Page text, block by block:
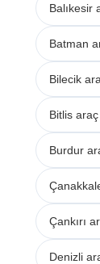
Balıkesir
Batman
Bilecik
Bitlis
Burdur
Çankırı
Denizli